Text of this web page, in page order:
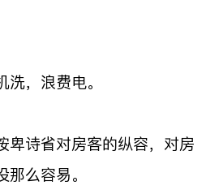
，浪费电。
卑诗省对房客的纵容，对房
么容易。